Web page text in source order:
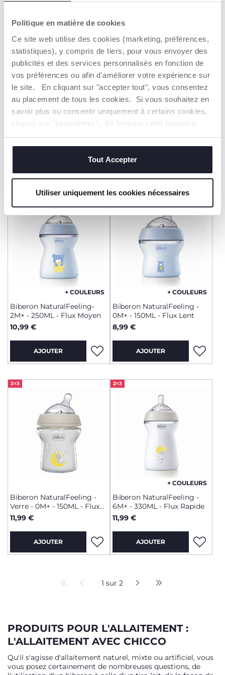
Politique en matière de cookies
Ce site web utilise des cookies (marketing, préférences,
statistiques), y compris de tiers, pour vous envoyer des
publicités et des services personnalisés en fonction de
vos préférences ou afin d'améliorer votre expérience sur
le site. En cliquant sur "accepter tout", vous consentez
au placement de tous les cookies. Si vous souhaitez en
savoir plus ou consentir uniquement à certains cookies,
cliquez sur "paramètres". En fermant cette bannière,
vous consentez à l'utilisation des seuls cookies
techniques, qui sont essentiels au service demandé.
Tout Accepter
Utiliser uniquement les cookies nécessaires
2=3
Biberon NaturalFeeling -
Verre - 0M+ - 250ML - Flux
13,99 €
2=3
+ COULEURS
Biberon NaturalFeeling-
2M+ - 250ML - Flux Moyen
10,99 €
AJOUTER
+ COULEURS
Biberon NaturalFeeling-
2M+ - 250ML - Flux Moyen
10,99 €
AJOUTER
2=3
+ COULEURS
Biberon NaturalFeeling -
0M+ - 150ML - Flux Lent
8,99 €
AJOUTER
2=3
Biberon NaturalFeeling -
Verre - 0M+ - 150ML - Flux
Lent
11,99 €
AJOUTER
2=3
+ COULEURS
Biberon NaturalFeeling -
6M+ - 330ML - Flux Rapide
11,99 €
AJOUTER
1 sur 2
PRODUITS POUR L'ALLAITEMENT :
L'ALLAITEMENT AVEC CHICCO
Qu'il s'agisse d'allaitement naturel, mixte ou artificiel, vous
vous posez certainement de nombreuses questions, de